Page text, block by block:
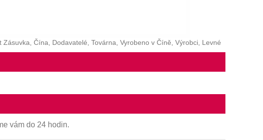
Čína, Dodavatelé, Továrna, Vyrobeno v Číně, Výrobci, Levné
vám do 24 hodin.